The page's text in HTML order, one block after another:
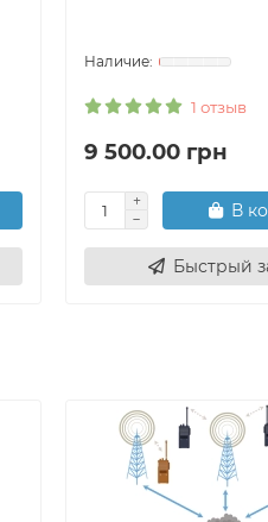
1 отзыв
9 500.00 грн
В
Быстрый